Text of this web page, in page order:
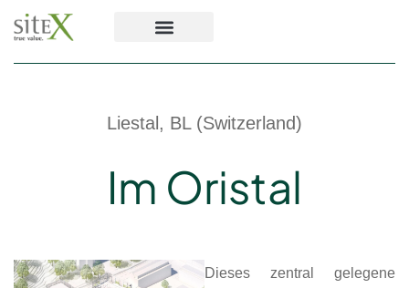
Liestal, BL (Switzerland)
Im Oristal
Dieses zentral gelegene